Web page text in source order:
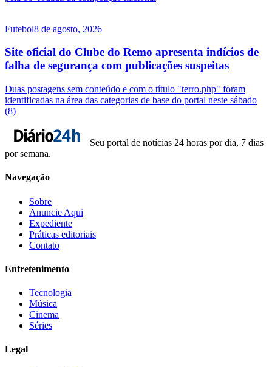
Futebol8 de agosto, 2026
Site oficial do Clube do Remo apresenta indícios de
falha de segurança com publicações suspeitas
Duas postagens sem conteúdo e com o título "terro.php" foram
identificadas na área das categorias de base do portal neste sábado
(8)
Seu portal de notícias 24 horas por dia, 7 dias
por semana.
Navegação
Sobre
Anuncie Aqui
Expediente
Práticas editoriais
Contato
Entretenimento
Tecnologia
Música
Cinema
Séries
Legal